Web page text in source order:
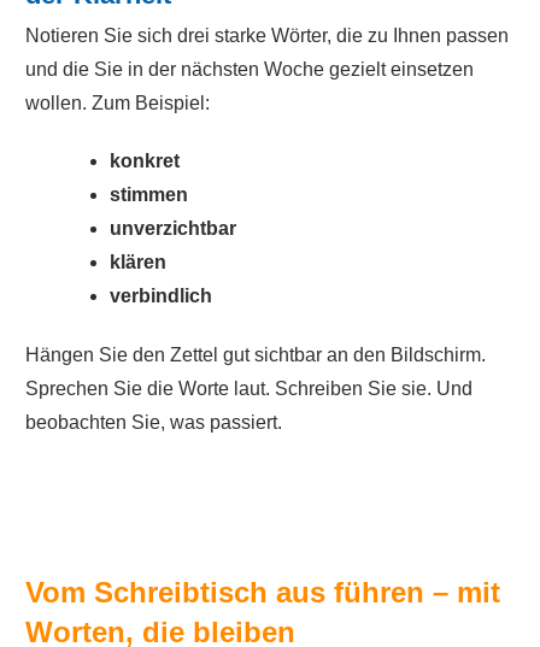
Notieren Sie sich drei starke Wörter, die zu Ihnen passen
und die Sie in der nächsten Woche gezielt einsetzen
wollen. Zum Beispiel:
konkret
stimmen
unverzichtbar
klären
verbindlich
Hängen Sie den Zettel gut sichtbar an den Bildschirm.
Sprechen Sie die Worte laut. Schreiben Sie sie. Und
beobachten Sie, was passiert.
Vom Schreibtisch aus führen – mit
Worten, die bleiben